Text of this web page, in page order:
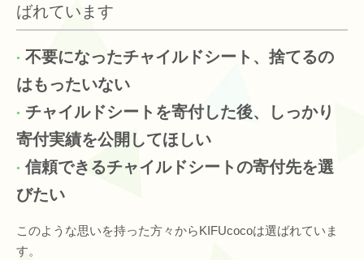
ばれています
不要になったチャイルドシート、捨てるの
はもったいない
チャイルドシートを寄付した後、しっかり
寄付実績を公開してほしい
信頼できるチャイルドシートの寄付先を選
びたい
このような思いを持った方々からKIFUcocoは選ばれていま
す。